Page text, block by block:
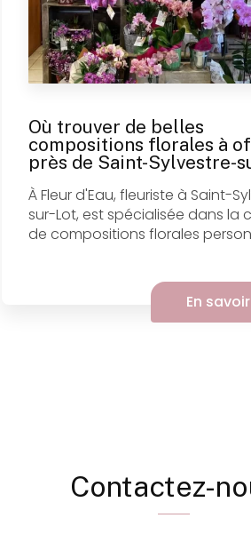
Où trouver de belles
compositions florales à
près de Saint-Sylvestre-
À Fleur d'Eau, fleuriste à Saint-
sur-Lot, est spécialisée dans la
de compositions florales
En
Contactez-